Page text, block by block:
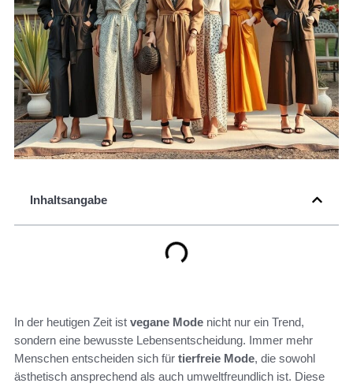
Inhaltsangabe
In der heutigen Zeit ist vegane Mode nicht nur ein Trend,
sondern eine bewusste Lebensentscheidung. Immer mehr
Menschen entscheiden sich für tierfreie Mode, die sowohl
ästhetisch ansprechend als auch umweltfreundlich ist. Diese